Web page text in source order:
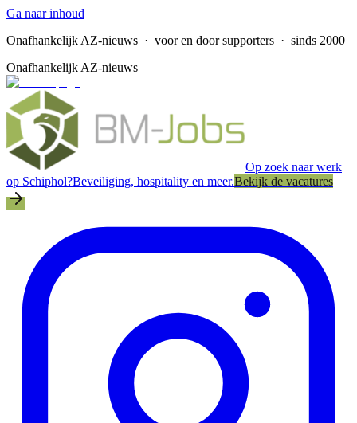
Ga naar inhoud
Onafhankelijk AZ-nieuws · voor en door supporters · sinds 2000
Onafhankelijk AZ-nieuws
Op zoek naar werk
op Schiphol?Beveiliging, hospitality en meer.Bekijk de vacatures